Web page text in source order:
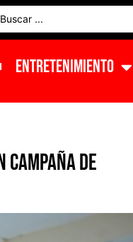
ENTRETENIMIENTO
de